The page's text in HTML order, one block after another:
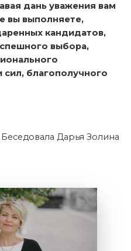
дань уважения вам
вы выполняете,
кандидатов,
выбора,
сил, благополучного
Беседовала Дарья Золина